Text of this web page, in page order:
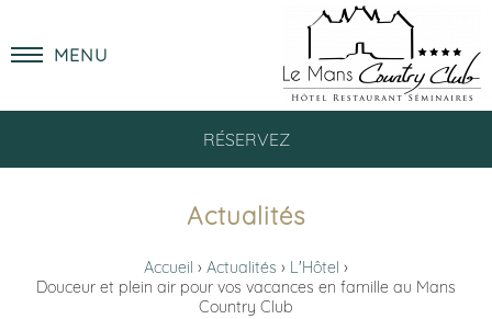
RÉSERVEZ
MENU
Actualités
Accueil Actualités
L'Hôtel
Douceur et plein air pour vos vacances en famille au Mans
Country Club